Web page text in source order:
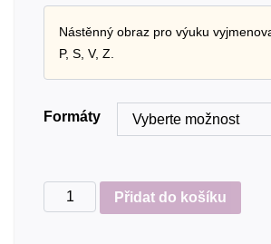
Nástěnný obraz pro výuku
P, S, V, Z.
Formáty
Výukový
plakát
Přidat do košíku